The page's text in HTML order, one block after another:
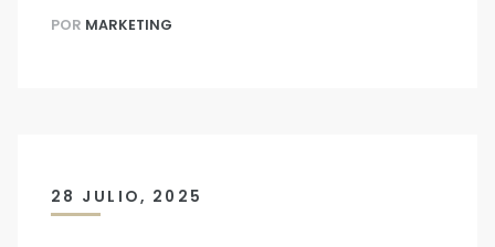
POR MARKETING
28 JULIO, 2025